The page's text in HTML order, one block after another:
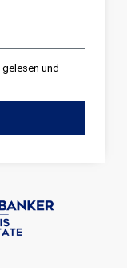
gelesen und